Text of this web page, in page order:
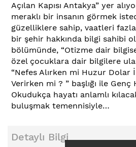
Açılan Kapısı Antakya” yer
meraklı bir insanın görmek
güzelliklere sahip, vaatleri
bir şehir hakkında bilgi sahibi
bölümünde, “Otizme dair
özel çocuklara dair bilgilere
“Nefes Alırken mi Huzur Dolar
Verirken mi ? ” başlığı ile
Okudukça hayatı anlamlı
buluşmak temennisiyle…
Detaylı Bilgi